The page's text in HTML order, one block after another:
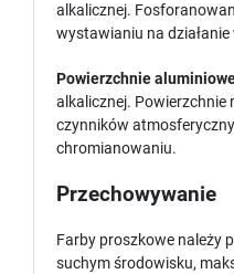
alkalicznej.
wystawianiu na
Powierzchnie
alkalicznej. Powierzchnie
czynników
chromianowaniu.
Przechowywanie
Farby proszkowe należy
suchym środowisku,